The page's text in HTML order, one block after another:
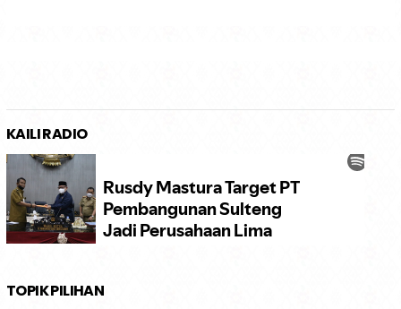
KAILI RADIO
TOPIK PILIHAN